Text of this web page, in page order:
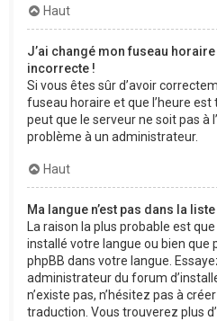
Haut
J’ai changé mon fuseau
incorrecte !
Si vous êtes sûr d’avoir
fuseau horaire et que l’heure est
peut que le serveur ne soit pas à
problème à un administrateur.
Haut
Ma langue n’est pas dans la liste
La raison la plus probable est
installé votre langue ou bien que
phpBB dans votre langue.
administrateur du forum
n’existe pas, n’hésitez pas à
traduction. Vous trouverez plus